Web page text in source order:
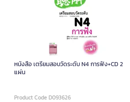
หนังสือ เตรียมสอบวัดระดับ N4 การฟัง+CD 2
แผ่น
Product Code D093626